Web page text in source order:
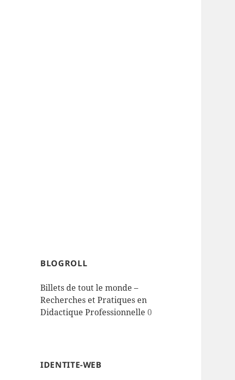
BLOGROLL
Billets de tout le monde –
Recherches et Pratiques en
Didactique Professionnelle 0
IDENTITE-WEB